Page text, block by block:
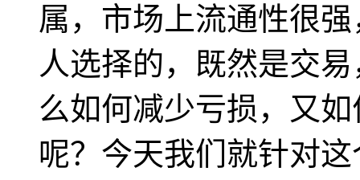
属，市场上流通性很
人选择的，既然是交
么如何减少亏损，又
呢？今天我们就针对